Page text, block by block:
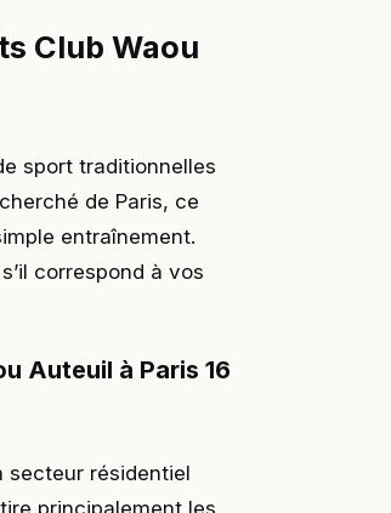
Club Waou
sport traditionnelles
de Paris, ce
entraînement.
correspond à vos
Auteuil à Paris 16
secteur résidentiel